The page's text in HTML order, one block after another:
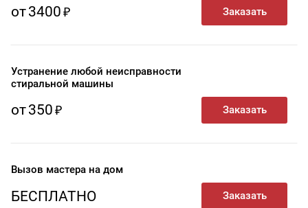
от3400
Устранение любой неисправности
стиральной машины
от350
Вызов мастера на дом
БЕСПЛАТНО